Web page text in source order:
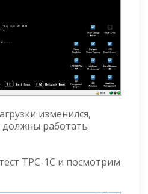
изменился,
работать
TPC-1C и посмотрим